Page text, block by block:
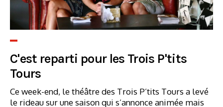
C'est reparti pour les Trois P'tits
Tours
Ce week-end, le théâtre des Trois P’tits Tours a levé
le rideau sur une saison qui s’annonce animée mais